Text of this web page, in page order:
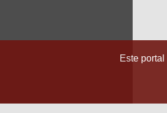
Este